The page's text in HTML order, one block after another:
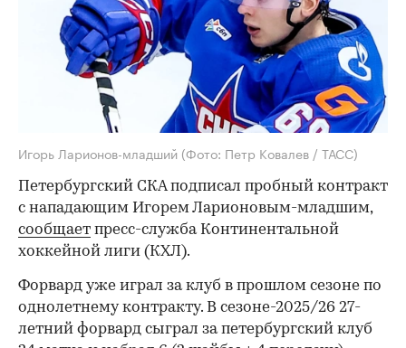
Игорь Ларионов-младший (Фото: Петр Ковалев / ТАСС)
Петербургский СКА подписал пробный контракт
с нападающим Игорем Ларионовым-младшим,
сообщает пресс-служба Континентальной
хоккейной лиги (КХЛ).
Форвард уже играл за клуб в прошлом сезоне по
однолетнему контракту. В сезоне-2025/26 27-
летний форвард сыграл за петербургский клуб